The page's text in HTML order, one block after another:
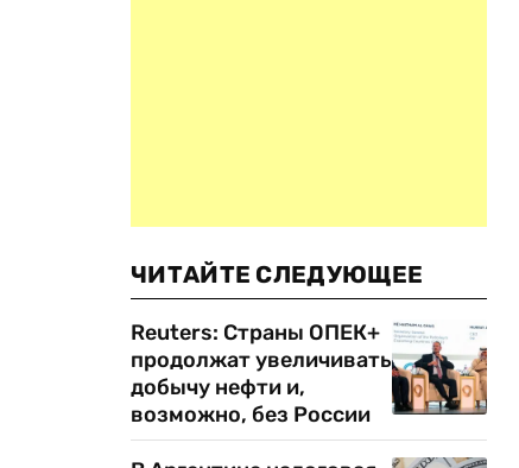
ЧИТАЙТЕ СЛЕДУЮЩЕЕ
Reuters: Страны ОПЕК+
продолжат увеличивать
добычу нефти и,
возможно, без России